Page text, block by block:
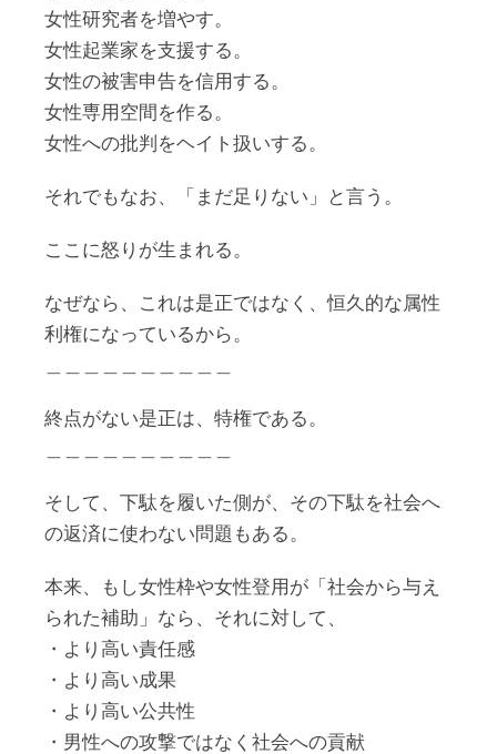
女性研究者を増やす。
女性起業家を支援する。
女性の被害申告を信用する。
女性専用空間を作る。
女性への批判をヘイト扱いする。
それでもなお、「まだ足りない」と言う。
ここに怒りが生まれる。
なぜなら、これは是正ではなく、恒久的な属性
利権になっているから。
終点がない是正は、特権である。
そして、下駄を履いた側が、その下駄を社会へ
の返済に使わない問題もある。
本来、もし女性枠や女性登用が「社会から与え
られた補助」なら、それに対して、
・より高い責任感
・より高い成果
・より高い公共性
・男性への攻撃ではなく社会への貢献